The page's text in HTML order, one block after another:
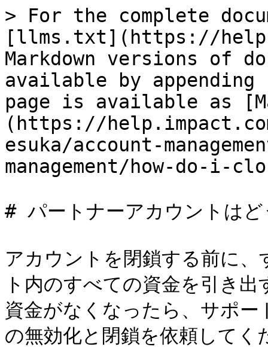
> For the complete
[llms.txt](https://
Markdown versions of
available by
page is available as
(https://
esuka/account-
management/how-do-i-
# パートナーアカウントは
アカウントを閉鎖する前に
ト内のすべての資金を引き
資金がなくなったら、サポ
の無効化と閉鎖を依頼して